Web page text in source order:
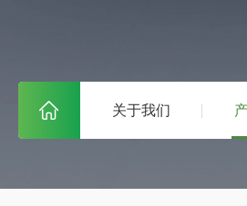
关于我们